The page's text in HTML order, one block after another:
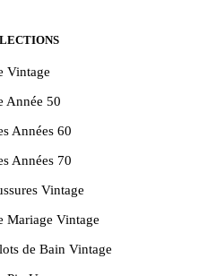
Vintage
Année 50
Années 60
Années 70
Vintage
Mariage Vintage
de Bain Vintage